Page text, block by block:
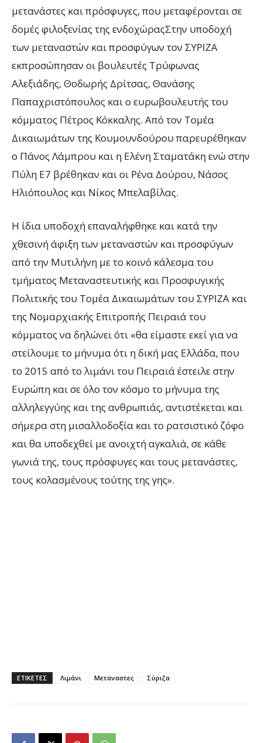
μετανάστες και πρόσφυγες, που μεταφέρονται σε
δομές φιλοξενίας της ενδοχώραςΣτην υποδοχή
των μεταναστών και προσφύγων τον ΣΥΡΙΖΑ
εκπροσώπησαν οι βουλευτές Τρύφωνας
Αλεξιάδης, Θοδωρής Δρίτσας, Θανάσης
Παπαχριστόπουλος και ο ευρωβουλευτής του
κόμματος Πέτρος Κόκκαλης. Aπό τον Τομέα
Δικαιωμάτων της Κουμουνδούρου παρευρέθηκαν
ο Πάνος Λάμπρου και η Ελένη Σταματάκη ενώ στην
Πύλη Ε7 βρέθηκαν και οι Ρένα Δούρου, Νάσος
Ηλιόπουλος και Νίκος Μπελαβίλας.
Η ίδια υποδοχή επαναλήφθηκε και κατά την
χθεσινή άφιξη των μεταναστών και προσφύγων
από την Μυτιλήνη με το κοινό κάλεσμα του
τμήματος Μεταναστευτικής και Προσφυγικής
Πολιτικής του Τομέα Δικαιωμάτων του ΣΥΡΙΖΑ και
της Νομαρχιακής Επιτροπής Πειραιά του
κόμματος να δηλώνει ότι «θα είμαστε εκεί για να
στείλουμε το μήνυμα ότι η δική μας Ελλάδα, που
το 2015 από το λιμάνι του Πειραιά έστειλε στην
Ευρώπη και σε όλο τον κόσμο το μήνυμα της
αλληλεγγύης και της ανθρωπιάς, αντιστέκεται και
σήμερα στη μισαλλοδοξία και το ρατσιστικό ζόφο
και θα υποδεχθεί με ανοιχτή αγκαλιά, σε κάθε
γωνιά της, τους πρόσφυγες και τους μετανάστες,
τους κολασμένους τούτης της γης».
ΕΤΙΚΕΤΕΣ Λιμάνι Μεταναστες Σύριζα